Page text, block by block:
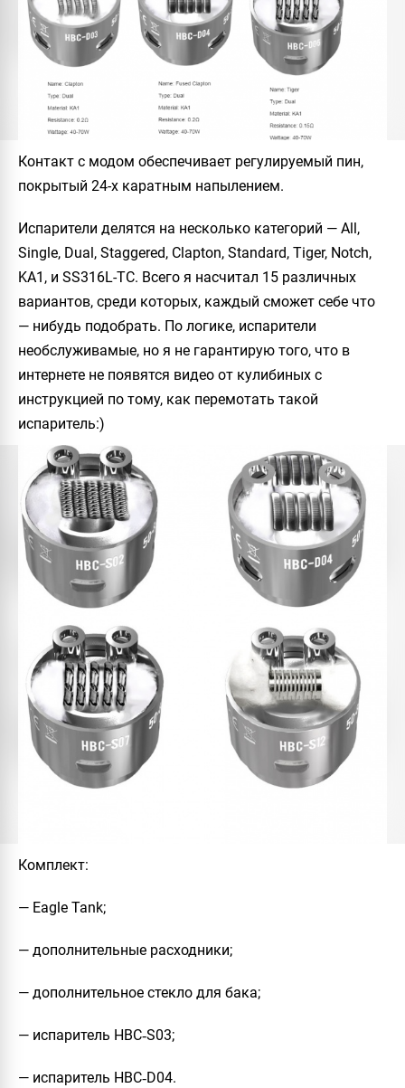
Контакт с модом обеспечивает регулируемый пин,
покрытый 24-х каратным напылением.
Испарители делятся на несколько категорий — All,
Single, Dual, Staggered, Clapton, Standard, Tiger, Notch,
KA1, и SS316L-TC. Всего я насчитал 15 различных
вариантов, среди которых, каждый сможет себе что
— нибудь подобрать. По логике, испарители
необслуживамые, но я не гарантирую того, что в
интернете не появятся видео от кулибиных с
инструкцией по тому, как перемотать такой
испаритель:)
Комплект:
— Eagle Tank;
— дополнительные расходники;
— дополнительное стекло для бака;
— испаритель HBC‐S03;
— испаритель HBC‐D04.